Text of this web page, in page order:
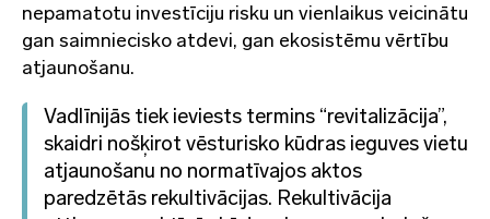
nepamatotu investīciju risku un vienlaikus veicinātu
gan saimniecisko atdevi, gan ekosistēmu vērtību
atjaunošanu.
Vadlīnijās tiek ieviests termins “revitalizācija”,
skaidri nošķirot vēsturisko kūdras ieguves vietu
atjaunošanu no normatīvajos aktos
paredzētās rekultivācijas. Rekultivācija